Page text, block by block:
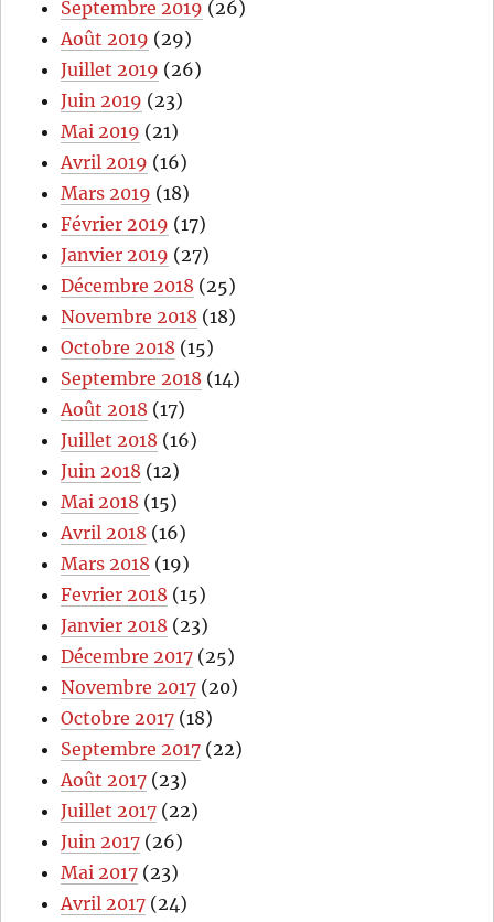
Septembre 2019 (26)
Août 2019 (29)
Juillet 2019 (26)
Juin 2019 (23)
Mai 2019 (21)
Avril 2019 (16)
Mars 2019 (18)
Février 2019 (17)
Janvier 2019 (27)
Décembre 2018 (25)
Novembre 2018 (18)
Octobre 2018 (15)
Septembre 2018 (14)
Août 2018 (17)
Juillet 2018 (16)
Juin 2018 (12)
Mai 2018 (15)
Avril 2018 (16)
Mars 2018 (19)
Fevrier 2018 (15)
Janvier 2018 (23)
Décembre 2017 (25)
Novembre 2017 (20)
Octobre 2017 (18)
Septembre 2017 (22)
Août 2017 (23)
Juillet 2017 (22)
Juin 2017 (26)
Mai 2017 (23)
Avril 2017 (24)